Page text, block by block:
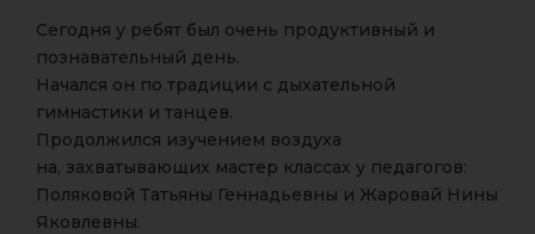
Сегодня у ребят был очень продуктивный и
познавательный день.
Начался он по традиции с дыхательной
гимнастики и танцев.
Продолжился изучением воздуха
на, захватывающих мастер классах у педагогов:
Поляковой Татьяны Геннадьевны и Жаровай Нины
Яковлевны.